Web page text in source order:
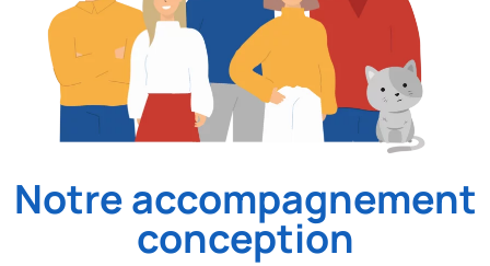
Notre accompagnement
conception